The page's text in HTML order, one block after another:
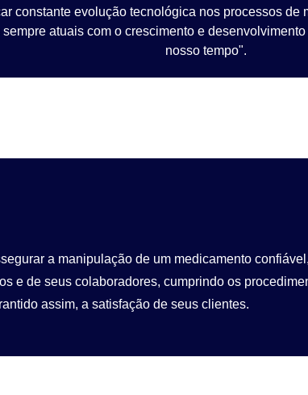
constante evolução tecnológica nos processos de
sempre atuais com o crescimento e
nosso tempo".
a manipulação de um medicamento
e de seus colaboradores, cumprindo os
assim, a satisfação de seus clientes.